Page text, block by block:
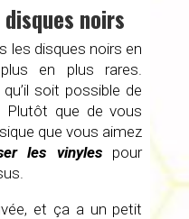
noirs
les disques noirs en
en plus rares.
soit possible de
Plutôt que de vous
que vous aimez
les vinylespour
et ça a un petit